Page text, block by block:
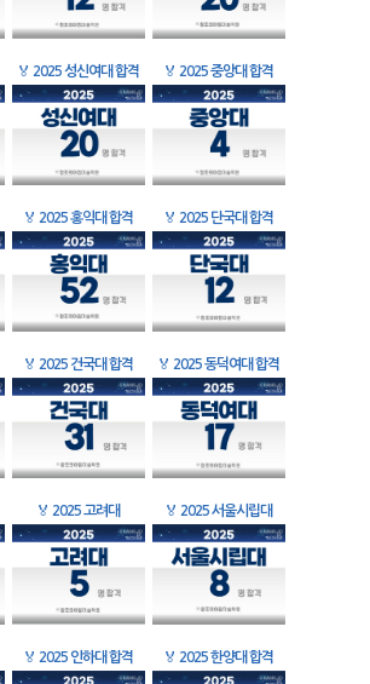
🏅 2025 성신여대 합격 🏅 2025 중앙대 합격
🏅 2025 홍익대 합격 🏅 2025 단국대 합격
🏅 2025 건국대 합격 🏅 2025 동덕여대 합격
🏅 2025 고려대 🏅 2025 서울시립대
🏅 2025 인하대 합격 🏅 2025 한양대 합격